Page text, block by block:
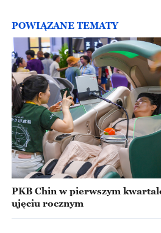
POWIĄZANE TEMATY
PKB Chin w pierwszym
ujęciu rocznym